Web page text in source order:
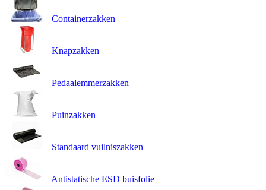
Containerzakken
Knapzakken
Pedaalemmerzakken
Puinzakken
Standaard vuilniszakken
Antistatische ESD buisfolie